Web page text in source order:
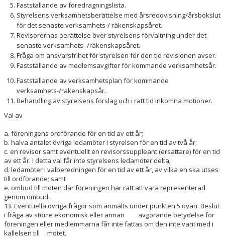
Fastställande av föredragningslista.
Styrelsens verksamhetsberättelse med årsredovisning/årsbokslut
för det senaste verksamhets-/ räkenskapsåret.
Revisorernas berättelse över styrelsens förvaltning under det
senaste verksamhets- /räkenskapsåret.
Fråga om ansvarsfrihet för styrelsen för den tid revisionen avser.
Fastställande av medlemsavgifter för kommande verksamhetsår.
Fastställande av verksamhetsplan för kommande
verksamhets-/räkenskapsår.
Behandling av styrelsens förslag och i rätt tid inkomna motioner.
Val av
a. föreningens ordförande för en tid av ett år;
b. halva antalet övriga ledamöter i styrelsen för en tid av två år;
c. en revisor samt eventuellt en revisorssuppleant (ersättare) för en tid
av ett år. I detta val får inte styrelsens ledamöter delta;
d. ledamöter i valberedningen för en tid av ett år, av vilka en ska utses
till ordförande; samt
e. ombud till möten där föreningen har rätt att vara representerad
genom ombud.
13. Eventuella övriga frågor som anmälts under punkten 5 ovan. Beslut
i fråga av större ekonomisk eller annan avgörande betydelse för
föreningen eller medlemmarna får inte fattas om den inte varit med i
kallelsen till mötet.